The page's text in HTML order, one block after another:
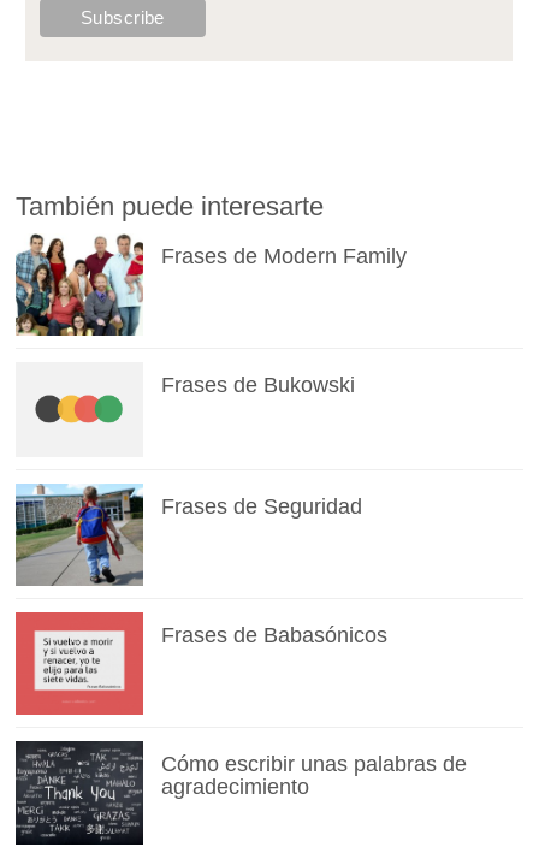
También puede interesarte
Frases de Modern Family
Frases de Bukowski
Frases de Seguridad
Frases de Babasónicos
Cómo escribir unas palabras de
agradecimiento